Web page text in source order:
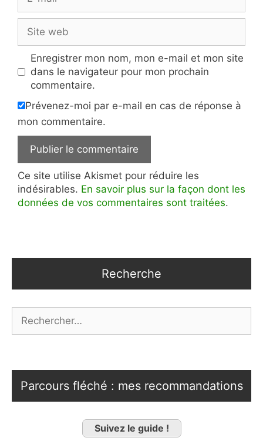
mail
web
Enregistrer mon nom, mon e-mail et mon site
dans le navigateur pour mon prochain
commentaire.
Prévenez-moi par e-mail en cas de réponse à
mon commentaire.
Ce site utilise Akismet pour réduire les
indésirables. En savoir plus sur la façon dont les
données de vos commentaires sont traitées.
Recherche
Parcours fléché : mes recommandations
Suivez le guide !